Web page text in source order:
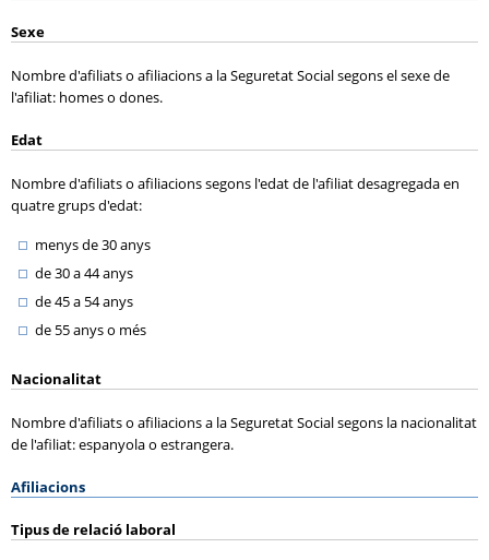
Sexe
Nombre d'afiliats o afiliacions a la Seguretat Social segons el sexe de
l'afiliat: homes o dones.
Edat
Nombre d'afiliats o afiliacions segons l'edat de l'afiliat desagregada en
quatre grups d'edat:
menys de 30 anys
de 30 a 44 anys
de 45 a 54 anys
de 55 anys o més
Nacionalitat
Nombre d'afiliats o afiliacions a la Seguretat Social segons la nacionalitat
de l'afiliat: espanyola o estrangera.
Afiliacions
Tipus de relació laboral